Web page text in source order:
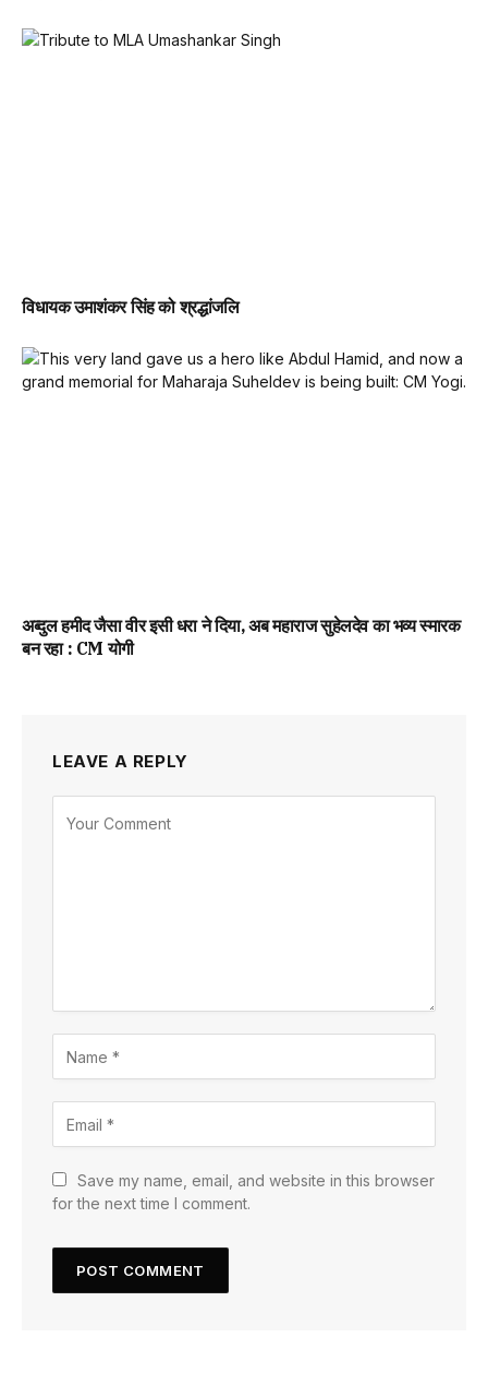
विधायक उमाशंकर सिंह को श्रद्धांजलि
अब्दुल हमीद जैसा वीर इसी धरा ने दिया, अब महाराज सुहेलदेव का भव्य स्मारक
बन रहा : CM योगी
LEAVE A REPLY
Save my name, email, and website in this browser
for the next time I comment.